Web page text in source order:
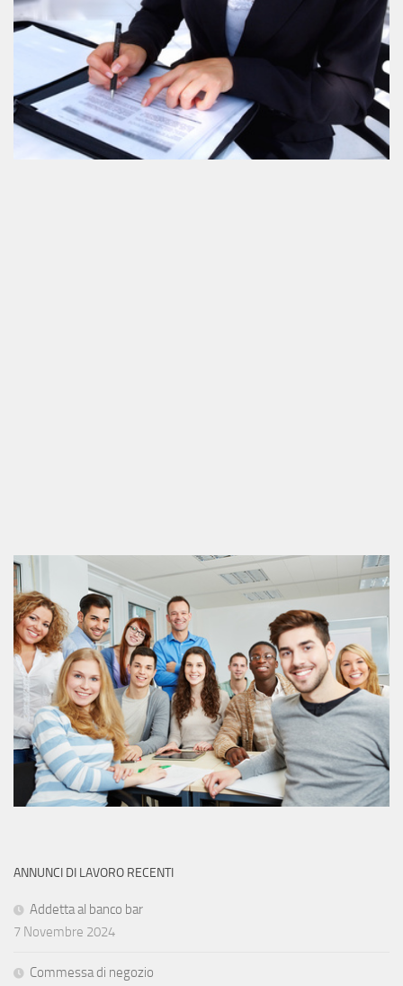
ANNUNCI DI LAVORO RECENTI
Addetta al banco bar
7 Novembre 2024
Commessa di negozio